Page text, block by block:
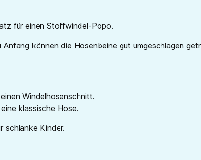
für einen Stoffwindel-Popo.
können die Hosenbeine gut umgeschlagen
Windelhosenschnitt.
klassische Hose.
schlanke Kinder.